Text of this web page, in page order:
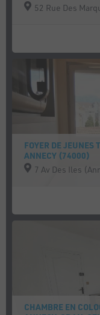
52 Rue Des
FOYER DE
ANNECY (74000)
7 Av Des Iles
CHAMBRE EN